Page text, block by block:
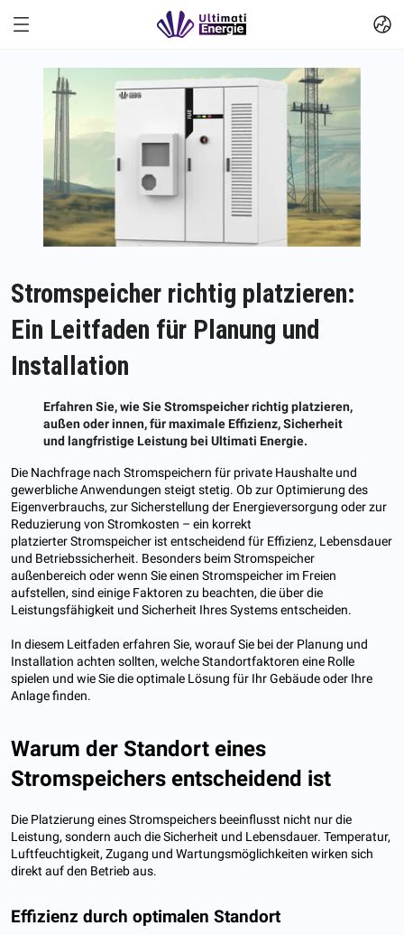
Stromspeicher richtig platzieren:
Ein Leitfaden für Planung und
Installation
Erfahren Sie, wie Sie Stromspeicher richtig platzieren,
außen oder innen, für maximale Effizienz, Sicherheit
und langfristige Leistung bei Ultimati Energie.
Die Nachfrage nach Stromspeichern für private Haushalte und
gewerbliche Anwendungen steigt stetig. Ob zur Optimierung des
Eigenverbrauchs, zur Sicherstellung der Energieversorgung oder zur
Reduzierung von Stromkosten – ein korrekt
platzierter Stromspeicher ist entscheidend für Effizienz, Lebensdauer
und Betriebssicherheit. Besonders beim Stromspeicher
außenbereich oder wenn Sie einen Stromspeicher im Freien
aufstellen, sind einige Faktoren zu beachten, die über die
Leistungsfähigkeit und Sicherheit Ihres Systems entscheiden.
In diesem Leitfaden erfahren Sie, worauf Sie bei der Planung und
Installation achten sollten, welche Standortfaktoren eine Rolle
spielen und wie Sie die optimale Lösung für Ihr Gebäude oder Ihre
Anlage finden.
Warum der Standort eines
Stromspeichers entscheidend ist
Die Platzierung eines Stromspeichers beeinflusst nicht nur die
Leistung, sondern auch die Sicherheit und Lebensdauer. Temperatur,
Luftfeuchtigkeit, Zugang und Wartungsmöglichkeiten wirken sich
direkt auf den Betrieb aus.
Effizienz durch optimalen Standort